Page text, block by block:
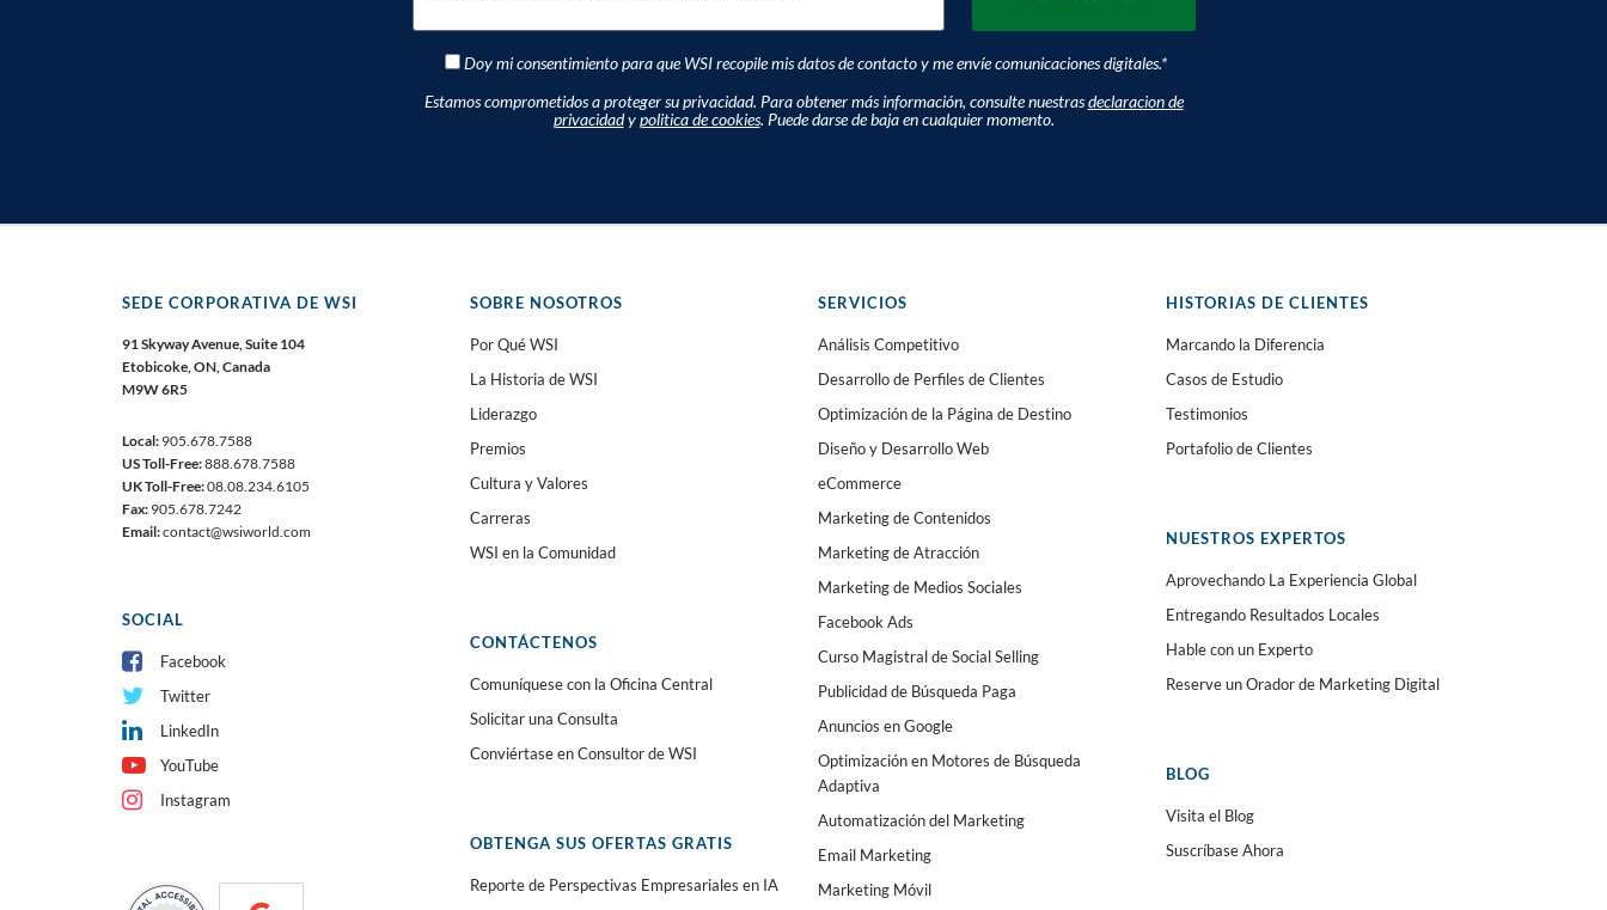
Doy mi consentimiento para que WSI recopile mis datos de contacto y me envíe comunicaciones digitales.*
Estamos comprometidos a proteger su privacidad. Para obtener más información, consulte nuestrasdeclaracion de
privacidadypolitica de cookies. Puede darse de baja en cualquier momento.
SEDE CORPORATIVA DE WSI
91 Skyway Avenue, Suite 104
Etobicoke, ON, Canada
M9W 6R5
Local: 905.678.7588
US Toll-Free:888.678.7588
UK Toll-Free:08.08.234.6105
Fax: 905.678.7242
Email:contact@wsiworld.com
SOCIAL
Facebook
Twitter
LinkedIn
YouTube
Instagram
SOBRE NOSOTROS
Por Qué WSI
La Historia de WSI
Liderazgo
Premios
Cultura y Valores
Carreras
WSI en la Comunidad
CONTÁCTENOS
Comuníquese con la Oficina Central
Solicitar una Consulta
Conviértase en Consultor de WSI
OBTENGA SUS OFERTAS GRATIS
Reporte de Perspectivas Empresariales en IA
SERVICIOS
Análisis Competitivo
Desarrollo de Perfiles de Clientes
Optimización de la Página de Destino
Diseño y Desarrollo Web
eCommerce
Marketing de Contenidos
Marketing de Atracción
Marketing de Medios Sociales
Facebook Ads
Curso Magistral de Social Selling
Publicidad de Búsqueda Paga
Anuncios en Google
Optimización en Motores de Búsqueda
Adaptiva
Automatización del Marketing
Email Marketing
Marketing Móvil
HISTORIAS DE CLIENTES
Marcando la Diferencia
Casos de Estudio
Testimonios
Portafolio de Clientes
NUESTROS EXPERTOS
Aprovechando La Experiencia Global
Entregando Resultados Locales
Hable con un Experto
Reserve un Orador de Marketing Digital
BLOG
Visita el Blog
Suscríbase Ahora